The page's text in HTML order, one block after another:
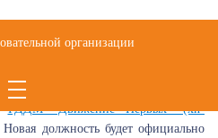
на замещение новых вакантных
школ по воспитанию и работе
РДДМ "Движение Первых" (xn-
Новая должность будет официально
организации